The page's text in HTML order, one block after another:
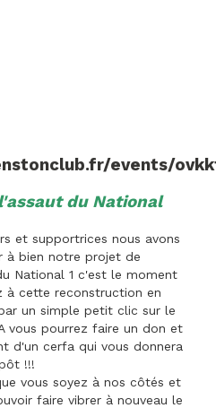
events/
du National
et supportrices nous avons
à bien notre projet de
National 1 c'est le moment
à cette reconstruction en
un simple petit clic sur le
vous pourrez faire un don et
d'un cerfa qui vous donnera
!!!
vous soyez à nos côtés et
faire vibrer à nouveau le